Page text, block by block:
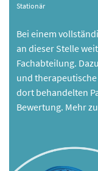
Stationär
Bei einem
an dieser Stelle
Fachabteilung.
und
dort behandelten
Bewertung. Mehr